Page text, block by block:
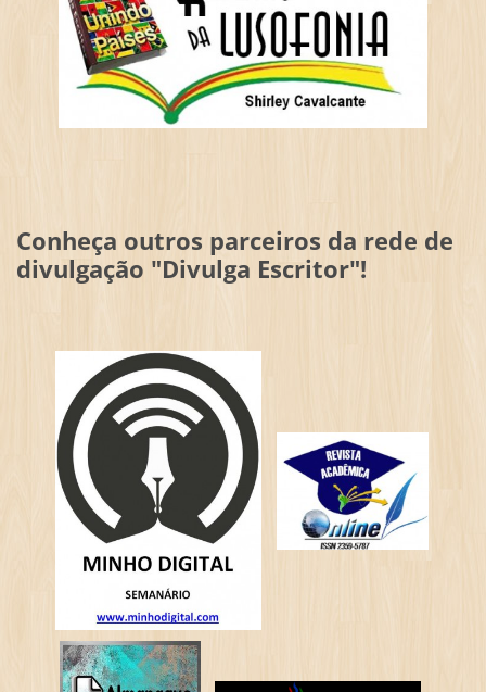
Conheça outros parceiros da rede de
divulgação "Divulga Escritor"!